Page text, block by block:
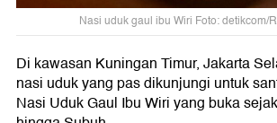
Nasi uduk gaul ibu Wiri Foto: detikcom/
Di kawasan Kuningan Timur, Jakarta
nasi uduk yang pas dikunjungi untuk
Nasi Uduk Gaul Ibu Wiri yang buka